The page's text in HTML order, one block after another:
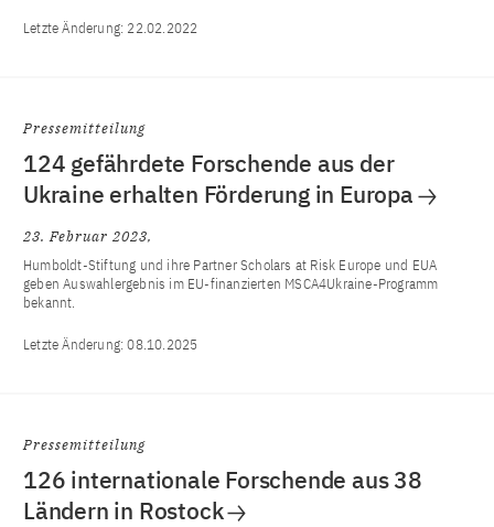
Letzte Änderung: 22.02.2022
Pressemitteilung
124 gefährdete Forschende aus der
Ukraine erhalten Förderung in Europa
23. Februar 2023
Humboldt-Stiftung und ihre Partner Scholars at Risk Europe und EUA
geben Auswahlergebnis im EU-finanzierten MSCA4Ukraine-Programm
bekannt.
Letzte Änderung:08.10.2025
Pressemitteilung
126 internationale Forschende aus 38
Ländern in Rostock